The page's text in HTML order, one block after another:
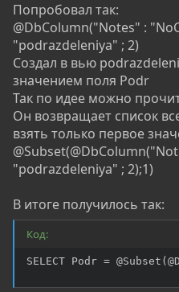
Попробовал так:
@DbColumn("Notes" :
"podrazdeleniya" ; 2)
Создал в вью
значением поля Podr
Так по идее можно
Он возвращает список
взять только первое
"podrazdeleniya" ; 2);1)
В итоге получилось так:
Код:
SELECT Podr =